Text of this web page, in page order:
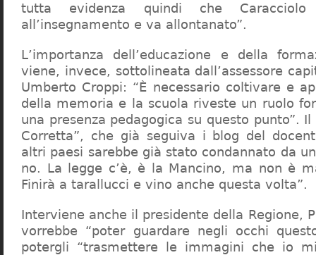
tutta evidenza quindi che
all’insegnamento e va allontanato”.
L’importanza dell’educazione e della
viene, invece, sottolineata dall’assessore
Umberto Croppi: “È necessario coltivare e
della memoria e la scuola riveste un ruolo
una presenza pedagogica su questo punto”.
Corretta”, che già seguiva i blog del
altri paesi sarebbe già stato condannato da
no. La legge c’è, è la Mancino, ma non è
Finirà a tarallucci e vino anche questa volta”.
Interviene anche il presidente della Regione,
vorrebbe “poter guardare negli occhi
potergli “trasmettere le immagini che io